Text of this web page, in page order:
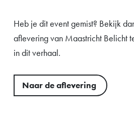
Heb je dit event gemist? Bekijk
aflevering van Maastricht Belicht
in dit verhaal.
Naar de aflevering